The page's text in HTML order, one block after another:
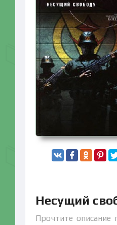
Несущий
Прочтите описание